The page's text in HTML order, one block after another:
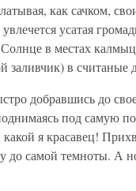
как сачком,
усатая
в местах
заливчик) в считаные
добравшись до
под самую
я красавец!
до самой темноты. А